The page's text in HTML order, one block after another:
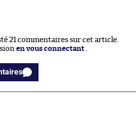
21 commentaires sur cet article.
en vous connectant